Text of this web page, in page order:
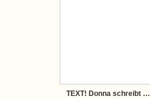
TEXT! Donna schreibt …